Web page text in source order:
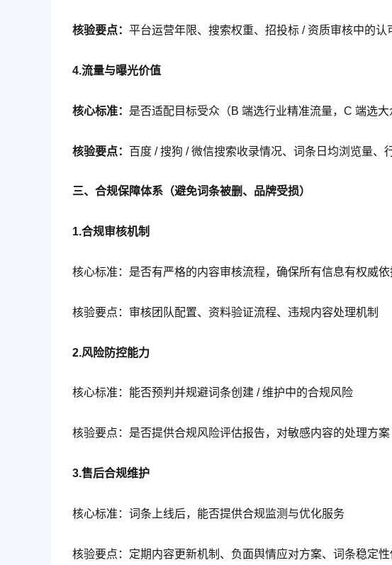
核验要点： 平台运营年限、搜索权重、招投标 / 资质审核中的认
4.流量与曝光价值
核心标准： 是否适配目标受众（B 端选行业精准流量，C 端选
核验要点： 百度 / 搜狗 / 微信搜索收录情况、词条日均浏览量、
三、合规保障体系（避免词条被删、品牌受损）
1.合规审核机制
核心标准：是否有严格的内容审核流程，确保所有信息有权威依
核验要点：审核团队配置、资料验证流程、违规内容处理机制
2.风险防控能力
核心标准：能否预判并规避词条创建 / 维护中的合规风险
核验要点：是否提供合规风险评估报告，对敏感内容的处理方案
3.售后合规维护
核心标准：词条上线后，能否提供合规监测与优化服务
核验要点：定期内容更新机制、负面舆情应对方案、词条稳定